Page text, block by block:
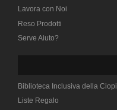
Lavora con Noi
Reso Prodotti
Serve Aiuto?
Biblioteca Inclusiva della Ciopi
Liste Regalo